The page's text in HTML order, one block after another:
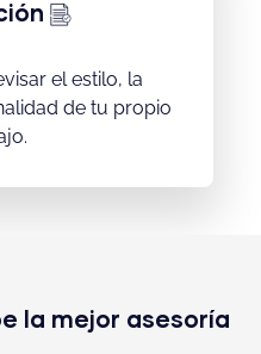
el estilo, la
de tu propio
la mejor asesoría​